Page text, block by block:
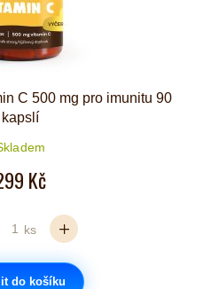
C 500 mg pro imunitu 90
kapslí
Kč
ks
do košíku